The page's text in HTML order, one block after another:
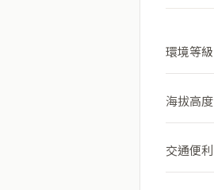
環境等級
海拔高度
交通便利